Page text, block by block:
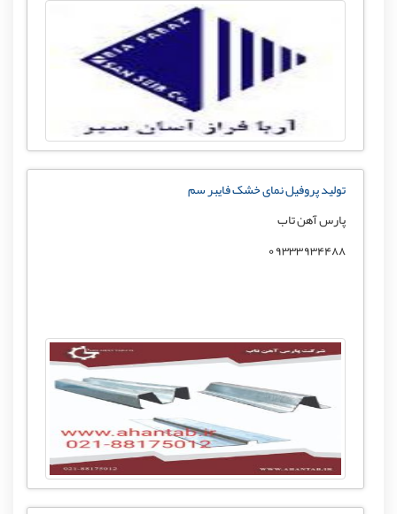
تولید پروفیل نمای خشک فایبر سم
پارس آهن تاب
09333934488